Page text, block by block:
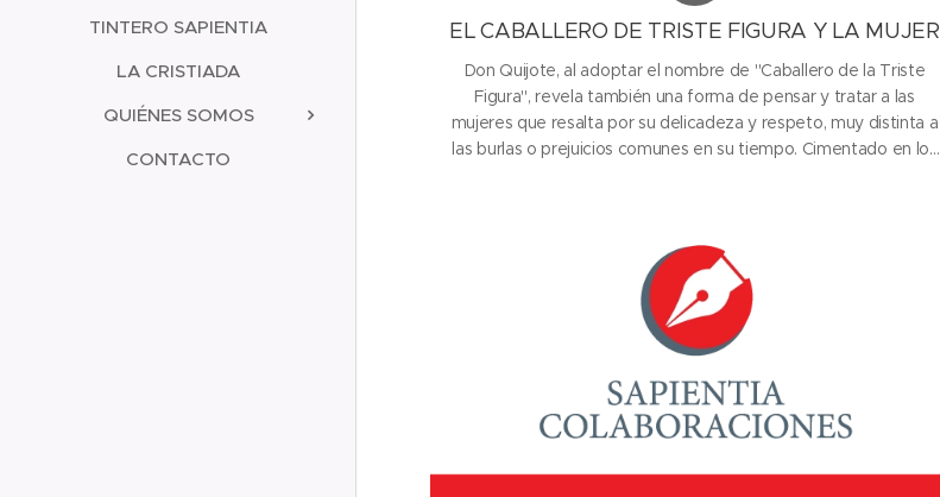
TINTERO SAPIENTIA
LA CRISTIADA
QUIÉNES SOMOS
CONTACTO
EL CABALLERO DE TRISTE FIGURA Y LA MUJER
Don Quijote, al adoptar el nombre de "Caballero de la Triste
Figura", revela también una forma de pensar y tratar a las
mujeres que resalta por su delicadeza y respeto, muy distinta a
las burlas o prejuicios comunes en su tiempo. Cimentado en los